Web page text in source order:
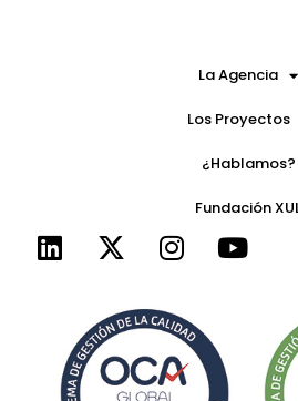
La Agencia
Los Proyectos
¿Hablamos?
Fundación